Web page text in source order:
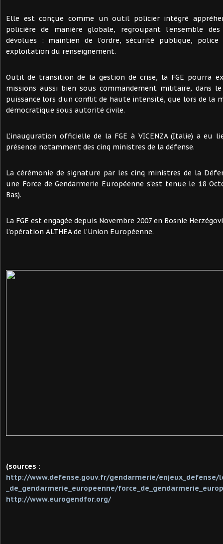
Elle est conçue comme un outil policier intégré
policière de manière globale, regroupant l'ensemble
dévolues : maintien de l'ordre, sécurité publique, police
exploitation du renseignement.
Outil de transition de la gestion de crise, la FGE pourra
missions aussi bien sous commandement militaire, dans
puissance lors d'un conflit de haute intensité, que lors de la
démocratique sous autorité civile.
L’inauguration officielle de la FGE à VICENZA (Italie) a eu
présence notamment des cinq ministres de la défense.
La cérémonie de signature par les cinq ministres de la
une Force de Gendarmerie Européenne s’est tenue le 18
Bas).
La FGE est engagée depuis Novembre 2007 en Bosnie
l’opération ALTHEA de l’Union Européenne.
(sources :
http://www.defense.gouv.fr/gendarmerie/enjeux_defense/
_de_gendarmerie_europeenne/
http://www.eurogendfor.org/